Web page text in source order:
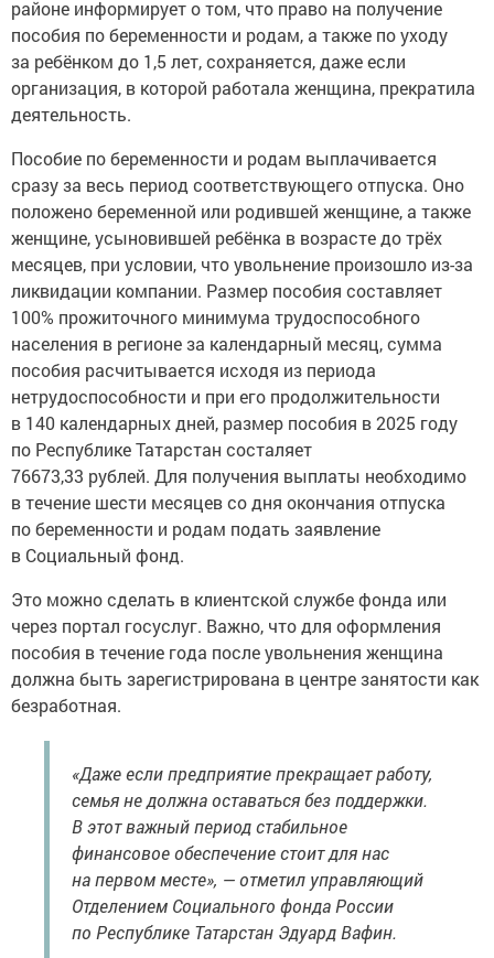
районе информирует о том, что право на получение
пособия по беременности и родам, а также по уходу
за ребёнком до 1,5 лет, сохраняется, даже если
организация, в которой работала женщина, прекратила
деятельность.
Пособие по беременности и родам выплачивается
сразу за весь период соответствующего отпуска. Оно
положено беременной или родившей женщине, а также
женщине, усыновившей ребёнка в возрасте до трёх
месяцев, при условии, что увольнение произошло из-за
ликвидации компании. Размер пособия составляет
100% прожиточного минимума трудоспособного
населения в регионе за календарный месяц, сумма
пособия расчитывается исходя из периода
нетрудоспособности и при его продолжительности
в 140 календарных дней, размер пособия в 2025 году
по Республике Татарстан состаляет
76673,33 рублей. Для получения выплаты необходимо
в течение шести месяцев со дня окончания отпуска
по беременности и родам подать заявление
в Социальный фонд.
Это можно сделать в клиентской службе фонда или
через портал госуслуг. Важно, что для оформления
пособия в течение года после увольнения женщина
должна быть зарегистрирована в центре занятости как
безработная.
«Даже если предприятие прекращает работу,
семья не должна оставаться без поддержки.
В этот важный период стабильное
финансовое обеспечение стоит для нас
на первом месте», — отметил управляющий
Отделением Социального фонда России
по Республике Татарстан Эдуард Вафин.